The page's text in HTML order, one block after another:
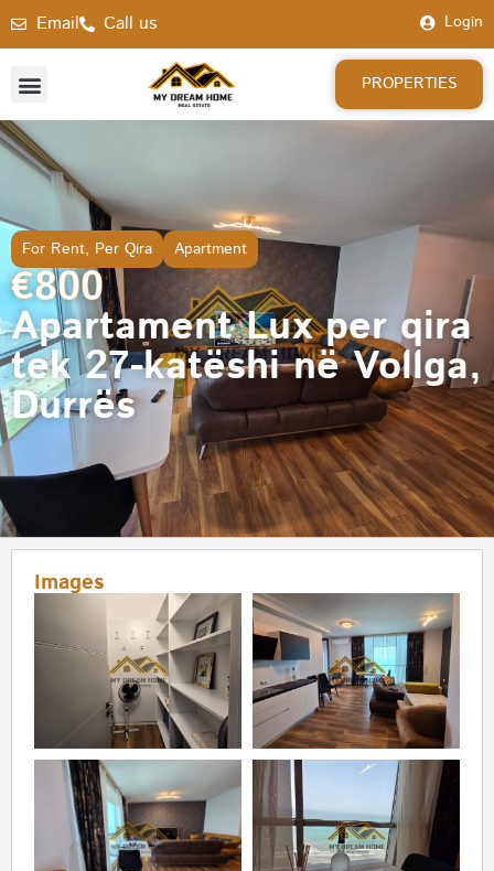
Email Call us Login
PROPERTIES
For Rent, Per Qira Apartment
€800
Apartament Lux per qira
tek 27-katëshi në Vollga,
Durrës
Images